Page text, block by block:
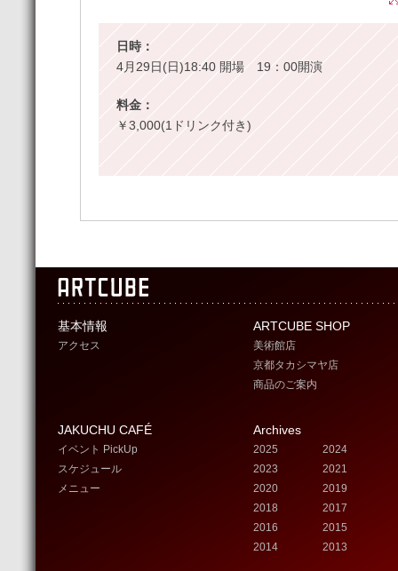
日時：
4月29日(日)18:40 開場 19：00開演
料金：
￥3,000(1ドリンク付き)
基本情報
アクセス
ARTCUBE SHOP
美術館店
京都タカシマヤ店
商品のご案内
JAKUCHU CAFÉ
イベント PickUp
スケジュール
メニュー
Archives
2025
2024
2023
2021
2020
2019
2018
2017
2016
2015
2014
2013